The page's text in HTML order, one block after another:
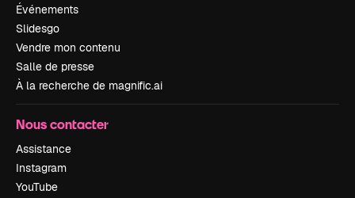
Événements
Slidesgo
Vendre mon contenu
Salle de presse
À la recherche de magnific.ai
Nous contacter
Assistance
Instagram
YouTube